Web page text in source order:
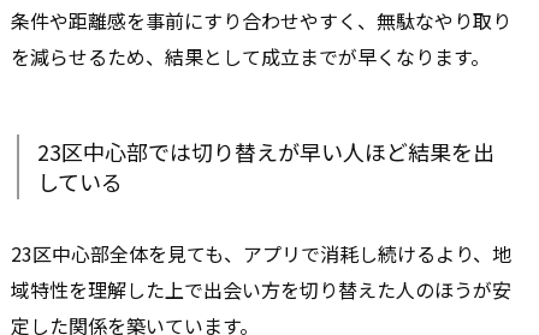
条件や距離感を事前にすり合わせやすく、無駄なやり取り
を減らせるため、結果として成立までが早くなります。
23区中心部では切り替えが早い人ほど結果を出
している
23区中心部全体を見ても、アプリで消耗し続けるより、地
域特性を理解した上で出会い方を切り替えた人のほうが安
定した関係を築いています。